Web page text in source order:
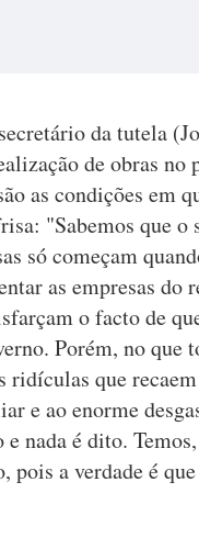
da tutela
de obras no
as condições em
"Sabemos que o
só começam
as empresas do
o facto de
Porém, no que
ridículas que
e ao enorme
nada é dito.
a verdade é